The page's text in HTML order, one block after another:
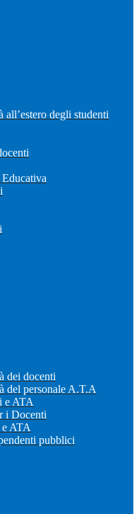
degli studenti
dei docenti
del personale A.T.A
e ATA
i Docenti
ATA
pubblici